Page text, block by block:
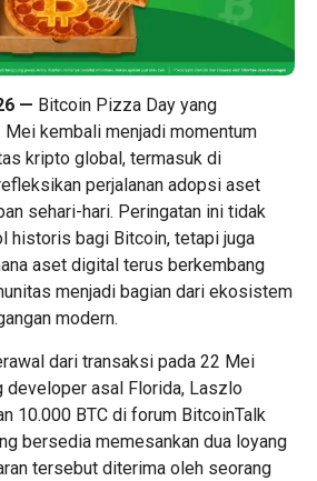
— Bitcoin Pizza Day yang
kembali menjadi momentum
kripto global, termasuk di
perjalanan adopsi aset
sehari-hari. Peringatan ini tidak
historis bagi Bitcoin, tetapi juga
aset digital terus berkembang
menjadi bagian dari ekosistem
modern.
dari transaksi pada 22 Mei
developer asal Florida, Laszlo
10.000 BTC di forum BitcoinTalk
bersedia memesankan dua loyang
tersebut diterima oleh seorang